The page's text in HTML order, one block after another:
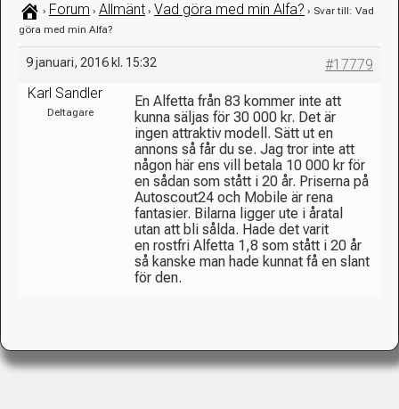
› Forum › Allmänt › Vad göra med min Alfa? › Svar till: Vad
göra med min Alfa?
9 januari, 2016 kl. 15:32
#17779
Karl Sandler
Deltagare
En Alfetta från 83 kommer inte att
kunna säljas för 30 000 kr. Det är
ingen attraktiv modell. Sätt ut en
annons så får du se. Jag tror inte att
någon här ens vill betala 10 000 kr för
en sådan som stått i 20 år. Priserna på
Autoscout24 och Mobile är rena
fantasier. Bilarna ligger ute i åratal
utan att bli sålda. Hade det varit
en rostfri Alfetta 1,8 som stått i 20 år
så kanske man hade kunnat få en slant
för den.